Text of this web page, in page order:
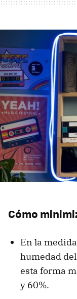
Cómo
En la
humedad
esta forma
y 60%.